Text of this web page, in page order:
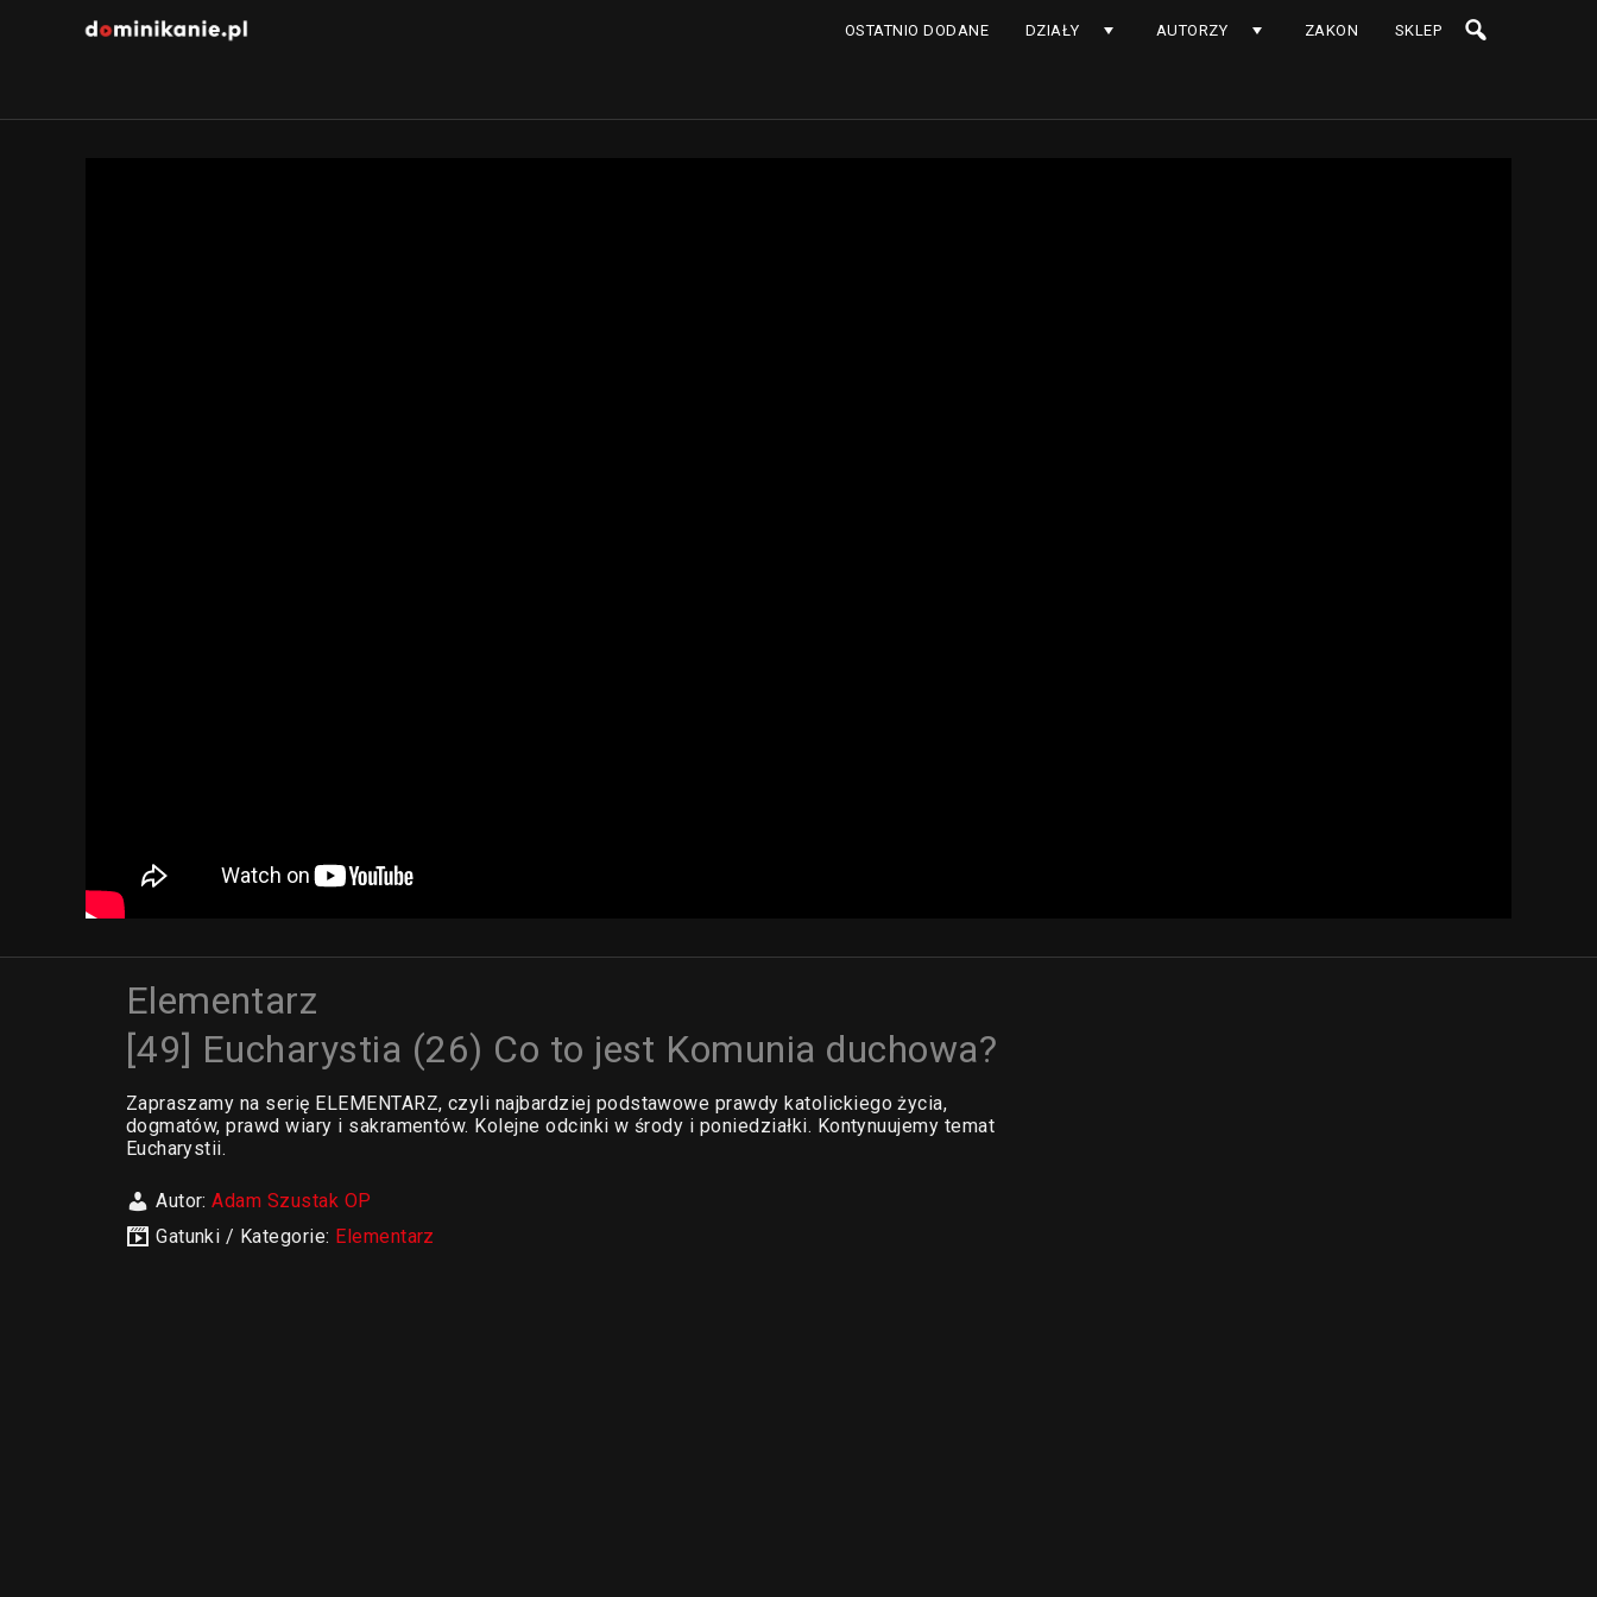
OSTATNIO DODANE DZIAŁY AUTORZY ZAKON SKLEP
Elementarz
[49] Eucharystia (26) Co to jest Komunia duchowa?
Zapraszamy na serię ELEMENTARZ, czyli najbardziej podstawowe prawdy katolickiego życia,
dogmatów, prawd wiary i sakramentów. Kolejne odcinki w środy i poniedziałki. Kontynuujemy temat
Eucharystii.
Autor:Adam Szustak OP
Gatunki / Kategorie: Elementarz